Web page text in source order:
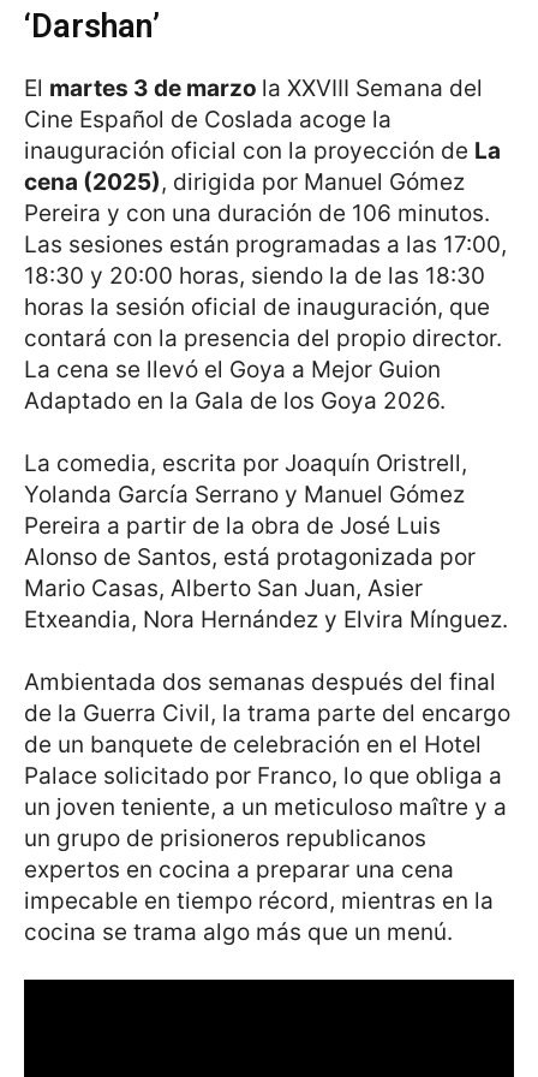
‘Darshan’
El martes 3 de marzo la XXVIII Semana del
Cine Español de Coslada acoge la
inauguración oficial con la proyección de La
cena (2025), dirigida por Manuel Gómez
Pereira y con una duración de 106 minutos.
Las sesiones están programadas a las 17:00,
18:30 y 20:00 horas, siendo la de las 18:30
horas la sesión oficial de inauguración, que
contará con la presencia del propio director.
La cena se llevó el Goya a Mejor Guion
Adaptado en la Gala de los Goya 2026.
La comedia, escrita por Joaquín Oristrell,
Yolanda García Serrano y Manuel Gómez
Pereira a partir de la obra de José Luis
Alonso de Santos, está protagonizada por
Mario Casas, Alberto San Juan, Asier
Etxeandia, Nora Hernández y Elvira Mínguez.
Ambientada dos semanas después del final
de la Guerra Civil, la trama parte del encargo
de un banquete de celebración en el Hotel
Palace solicitado por Franco, lo que obliga a
un joven teniente, a un meticuloso maître y a
un grupo de prisioneros republicanos
expertos en cocina a preparar una cena
impecable en tiempo récord, mientras en la
cocina se trama algo más que un menú.